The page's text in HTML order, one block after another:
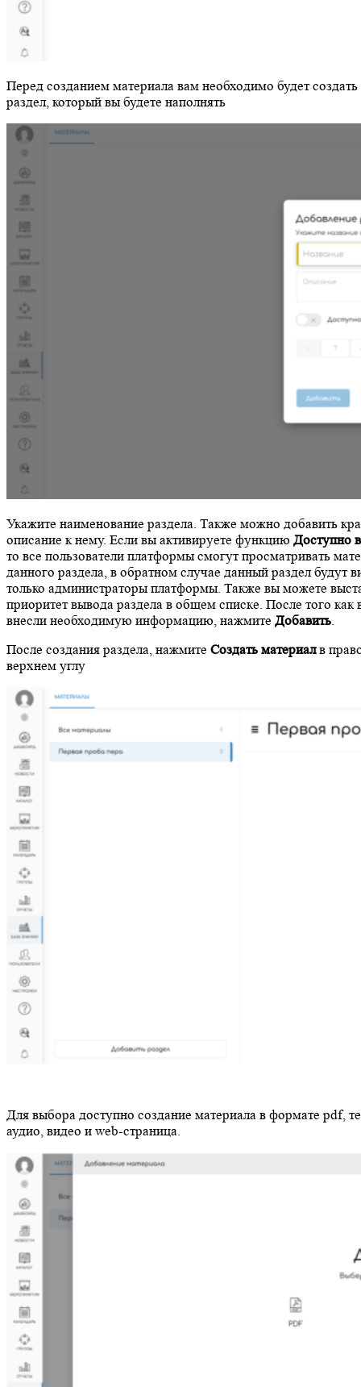
Перед созданием материала вам необходимо будет создать
раздел, который вы будете наполнять
Укажите наименование раздела. Также можно добавить
описание к нему. Если вы активируете функцию Доступно
то все пользователи платформы смогут просматривать
данного раздела, в обратном случае данный раздел будут
только администраторы платформы. Также вы можете
приоритет вывода раздела в общем списке. После того как
внесли необходимую информацию, нажмите Добавить.
После создания раздела, нажмите Создать материалв
верхнем углу
Для выбора доступно создание материала в формате pdf,
аудио, видео и web-страница.